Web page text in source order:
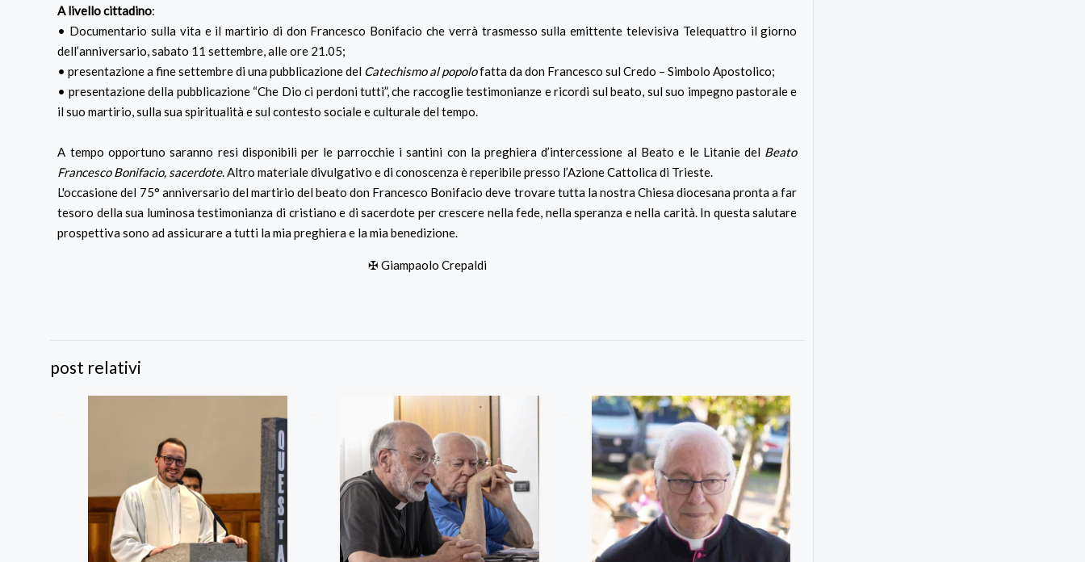
A livello cittadino:
• Documentario sulla vita e il martirio di don Francesco Bonifacio che verrà trasmesso sulla emittente televisiva Telequattro il giorno
dell’anniversario, sabato 11 settembre, alle ore 21.05;
• presentazione a fine settembre di una pubblicazione del Catechismo al popolofatta da don Francesco sul Credo – Simbolo Apostolico;
• presentazione della pubblicazione “Che Dio ci perdoni tutti”, che raccoglie testimonianze e ricordi sul beato, sul suo impegno pastorale e
il suo martirio, sulla sua spiritualità e sul contesto sociale e culturale del tempo.
A tempo opportuno saranno resi disponibili per le parrocchie i santini con la preghiera d’intercessione al Beato e le Litanie del Beato
Francesco Bonifacio, sacerdote. Altro materiale divulgativo e di conoscenza è reperibile presso l’Azione Cattolica di Trieste.
L'occasione del 75° anniversario del martirio del beato don Francesco Bonifacio deve trovare tutta la nostra Chiesa diocesana pronta a far
tesoro della sua luminosa testimonianza di cristiano e di sacerdote per crescere nella fede, nella speranza e nella carità. In questa salutare
prospettiva sono ad assicurare a tutti la mia preghiera e la mia benedizione.
✠ Giampaolo Crepaldi
post relativi